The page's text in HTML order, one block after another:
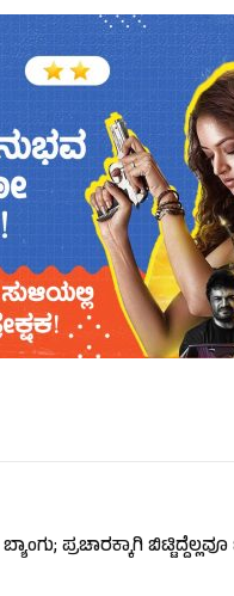
ಪ್ರಚಾರಕ್ಕಾಗಿ